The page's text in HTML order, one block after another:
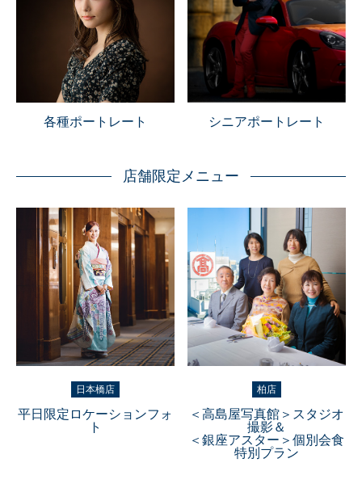
各種ポートレート シニアポートレート
店舗限定メニュー
日本橋店
平日限定ロケーションフォ
ト
柏店
＜高島屋写真館＞スタジオ
撮影＆
＜銀座アスター＞個別会食
特別プラン